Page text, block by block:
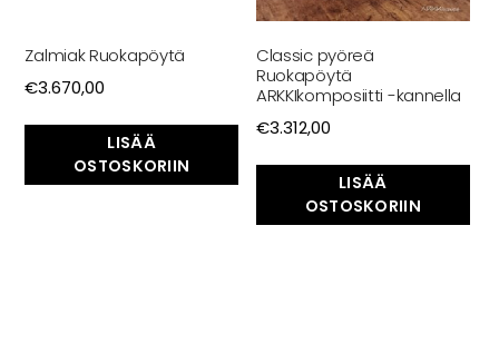
Zalmiak Ruokapöytä
€3.670,00
LISÄÄ
OSTOSKORIIN
Classic pyöreä
Ruokapöytä
ARKKIkomposiitti -kannella
€3.312,00
LISÄÄ
OSTOSKORIIN